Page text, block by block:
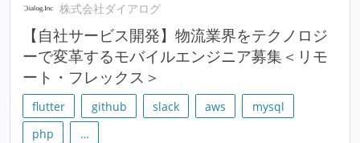
株式会社ダイアログ
【自社サービス開発】物流業界をテクノロジ
ーで変革するモバイルエンジニア募集＜リモ
ート・フレックス＞
flutter github slack aws
mysql
php
…